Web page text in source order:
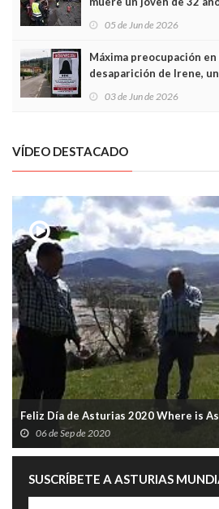
frontal
05 de Jun de 2026
Máxima preocupación
desaparición de Irene,
03 de Jun de 2026
VÍDEO DESTACADO
Feliz Día de Asturias 2020 Where is
06 de Sep de 2020
SUSCRÍBETE A ASTURIAS